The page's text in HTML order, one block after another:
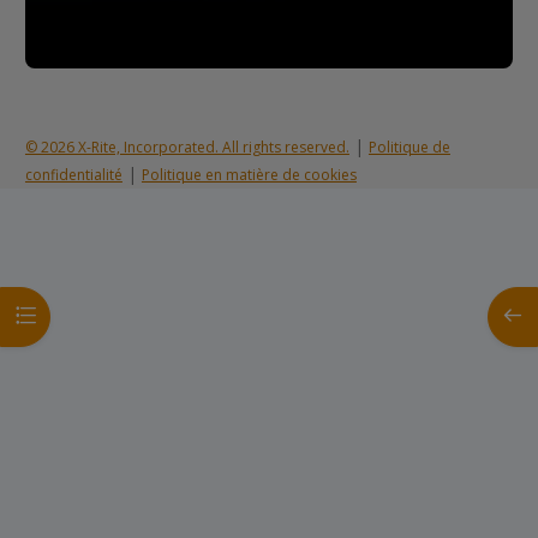
Ouvrir l’index du cours
© 2026 X-Rite, Incorporated. All rights reserved. | Politique de
confidentialité | Politique en matière de cookies